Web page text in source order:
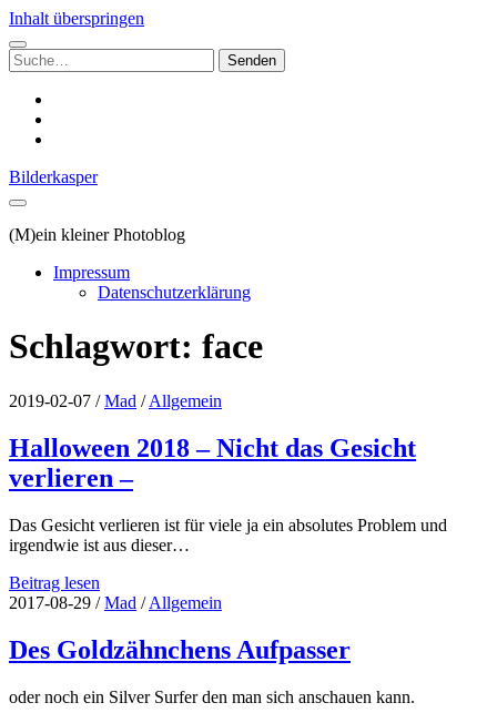
Inhalt überspringen
Suchen
nach:
Bilderkasper
(M)ein kleiner Photoblog
Impressum
Datenschutzerklärung
Schlagwort: face
2019-02-07 /Mad /Allgemein
Halloween 2018 – Nicht das Gesicht
verlieren –
Das Gesicht verlieren ist für viele ja ein absolutes Problem und
irgendwie ist aus dieser…
Beitrag lesen
2018
Nicht
das
verlieren
2017-08-29 /Mad /Allgemein
Des Goldzähnchens Aufpasser
oder noch ein Silver Surfer den man sich anschauen kann.